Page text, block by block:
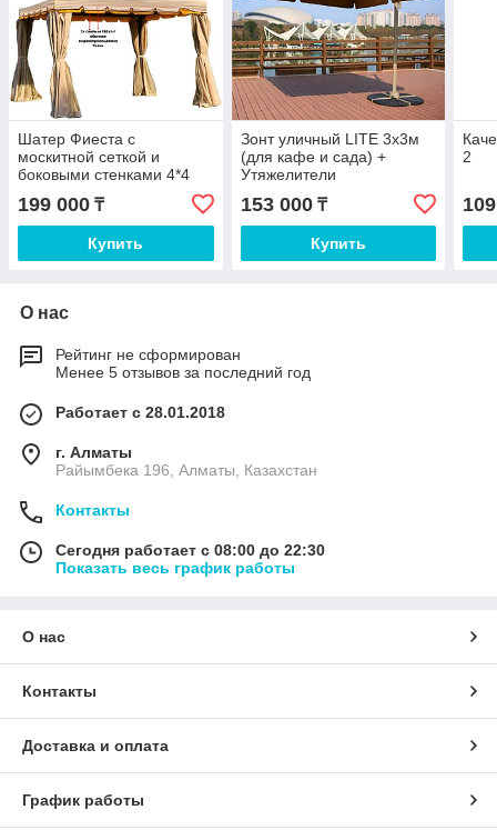
Шатер Фиеста с
москитной сеткой и
боковыми стенками 4*4
199 000 ₸
Купить
Зонт уличный LITE 3х3м
(для кафе и сада) +
Утяжелители
153 000₸
Купить
2
О нас
Рейтинг не сформирован
Менее 5 отзывов за последний год
Работает с 28.01.2018
г. Алматы
Райымбека 196, Алматы, Казахстан
Контакты
Сегодня работает с 08:00 до 22:30
Показать весь график работы
О нас
Контакты
Доставка и оплата
График работы